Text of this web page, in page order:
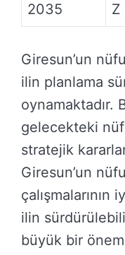
2035 Z
Giresun’un
ilin planlama
oynamaktadır.
gelecekteki
stratejik
Giresun’un
ilin
büyük bir